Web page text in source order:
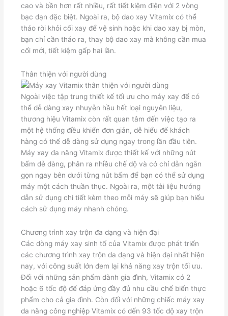
cao và bền hơn rất nhiều, rất tiết kiệm điện với 2 vòng
bạc đạn đặc biệt. Ngoài ra, bộ dao xay Vitamix có thể
tháo rời khỏi cối xay để vệ sinh hoặc khi dao xay bị mòn,
bạn chỉ cần tháo ra, thay bộ dao xay mà không cần mua
cối mới, tiết kiệm gấp hai lần.
Thân thiện với người dùng
Ngoài việc tập trung thiết kế tối ưu cho máy xay để có
thể dễ dàng xay nhuyễn hầu hết loại nguyên liệu,
thương hiệu Vitamix còn rất quan tâm đến việc tạo ra
một hệ thống điều khiển đơn giản, dễ hiểu để khách
hàng có thể dễ dàng sử dụng ngay trong lần đầu tiên.
Máy xay đa năng Vitamix được thiết kế với những nút
bấm dễ dàng, phân ra nhiều chế độ và có chỉ dẫn ngắn
gọn ngay bên dưới từng nút bấm để bạn có thể sử dụng
máy một cách thuần thục. Ngoài ra, một tài liệu hướng
dẫn sử dụng chi tiết kèm theo mỗi máy sẽ giúp bạn hiểu
cách sử dụng máy nhanh chóng.
Chương trình xay trộn đa dạng và hiện đại
Các dòng máy xay sinh tố của Vitamix được phát triển
các chương trình xay trộn đa dạng và hiện đại nhất hiện
nay, với công suất lớn đem lại khả năng xay trộn tối ưu.
Đối với những sản phẩm dành gia đình, Vitamix có 2
hoặc 6 tốc độ để đáp ứng đầy đủ nhu cầu chế biến thực
phẩm cho cả gia đình. Còn đối với những chiếc máy xay
đa năng công nghiệp Vitamix có đến 93 tốc độ xay trộn